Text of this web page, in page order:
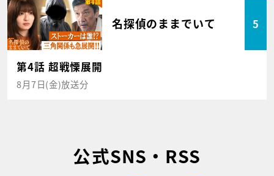
名探偵のままでいて 5
第4話 超戦慄展開
8月7日(金)放送分
公式SNS・RSS